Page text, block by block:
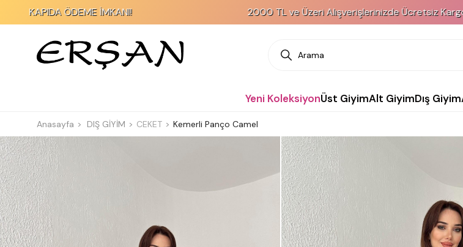
ÖDEME İMKANI! 2000 TL ve Üzeri Alışverişlerinizde Ücretsiz Kargo!
Yeni KoleksiyonÜst GiyimAlt GiyimDış Giyim
Anasayfa DIŞ GİYİM CEKET Kemerli Panço Camel